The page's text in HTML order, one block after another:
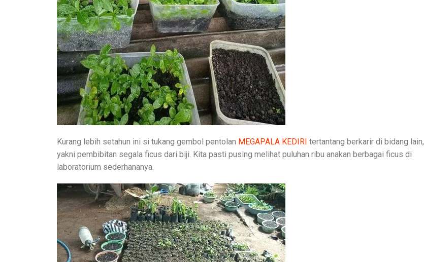
Kurang lebih setahun ini si tukang gembol pentolan MEGAPALA KEDIRI tertantang berkarir di bidang lain,
yakni pembibitan segala ficus dari biji. Kita pasti pusing melihat puluhan ribu anakan berbagai ficus di
laboratorium sederhananya.